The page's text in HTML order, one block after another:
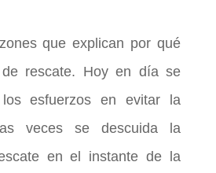
que explican por qué
rescate. Hoy en día se
esfuerzos en evitar la
veces se descuida la
en el instante de la